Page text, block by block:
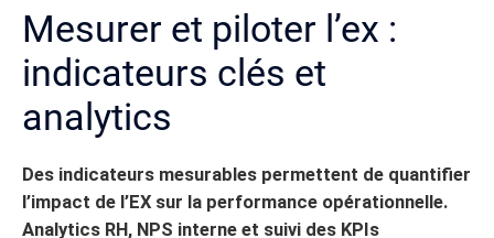
Mesurer et piloter l’ex :
indicateurs clés et
analytics
Des indicateurs mesurables permettent de quantifier
l’impact de l’EX sur la performance opérationnelle.
Analytics RH, NPS interne et suivi des KPIs